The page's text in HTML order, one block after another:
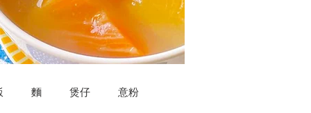
麵 煲仔 意粉